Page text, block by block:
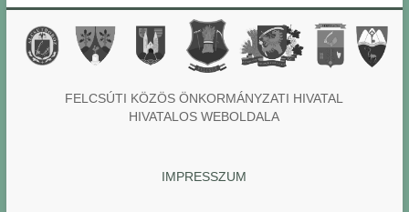
FELCSÚTI KÖZÖS ÖNKORMÁNYZATI HIVATAL
HIVATALOS WEBOLDALA
IMPRESSZUM